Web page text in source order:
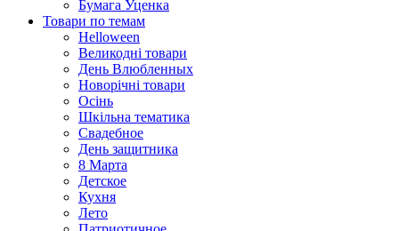
Бумага Уценка
Товари по темам
Helloween
Великодні товари
День Влюбленных
Новорічні товари
Осінь
Шкільна тематика
Свадебное
День защитника
8 Марта
Детское
Кухня
Лето